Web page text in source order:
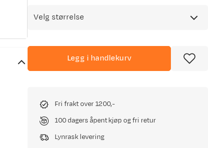
Velg størrelse
Legg i handlekurv
Fri frakt over 1200,-
100 dagers åpent kjøp og fri retur
Lynrask levering